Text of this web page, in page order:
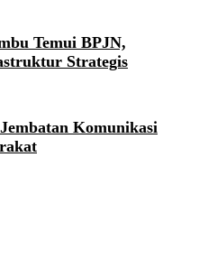
Temui BPJN,
Strategis
Komunikasi